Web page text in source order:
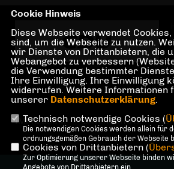
IMPRESSUM DATENSCHUTZ
@2026 CDU-Fraktion
Cookie Hinweis
Diese Webseite verwendet
sind, um die Webseite zu nutzen.
wir Dienste von Drittanbietern, die
Webangebot zu verbessern
die Verwendung bestimmter
Ihre Einwilligung. Ihre Einwilligung
widerrufen. Weitere Informationen
unserer Datenschutzerklärung.
Technisch notwendige Cookies (
Die notwendigen Cookies werden allein für
ordnungsgemäßen Gebrauch der Webseite
Cookies von Drittanbietern (
Zur Optimierung unserer Webseite binden
Angebote von Drittanbietern ein.